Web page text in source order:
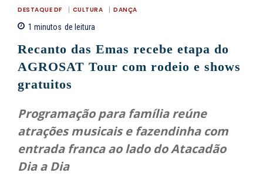
DESTAQUE DF CULTURA DANÇA
1 minutos de leitura
Recanto das Emas recebe etapa do
AGROSAT Tour com rodeio e shows
gratuitos
Programação para família reúne
atrações musicais e fazendinha com
entrada franca ao lado do Atacadão
Dia a Dia